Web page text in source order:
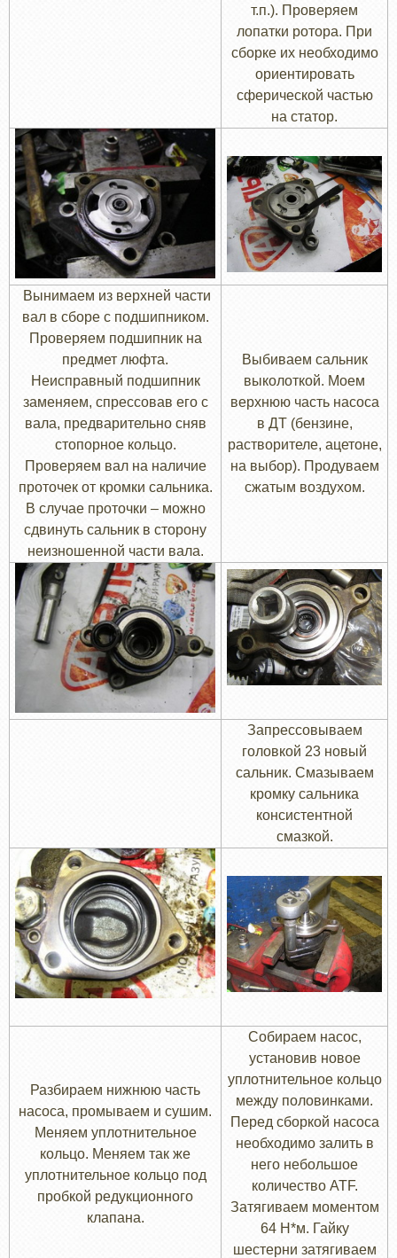
т.п.). Проверяем
лопатки ротора. При
сборке их необходимо
ориентировать
сферической частью
на статор.
Вынимаем из верхней части
вал в сборе с подшипником.
Проверяем подшипник на
предмет люфта.
Неисправный подшипник
заменяем, спрессовав его с
вала, предварительно сняв
стопорное кольцо.
Проверяем вал на наличие
проточек от кромки сальника.
В случае проточки – можно
сдвинуть сальник в сторону
неизношенной части вала.
Выбиваем сальник
выколоткой. Моем
верхнюю часть насоса
в ДТ (бензине,
растворителе, ацетоне,
на выбор). Продуваем
сжатым воздухом.
Запрессовываем
головкой 23 новый
сальник. Смазываем
кромку сальника
консистентной
смазкой.
Разбираем нижнюю часть
насоса, промываем и сушим.
Меняем уплотнительное
кольцо. Меняем так же
уплотнительное кольцо под
пробкой редукционного
клапана.
Собираем насос,
установив новое
уплотнительное кольцо
между половинками.
Перед сборкой насоса
необходимо залить в
него небольшое
количество ATF.
Затягиваем моментом
64 H*м. Гайку
шестерни затягиваем